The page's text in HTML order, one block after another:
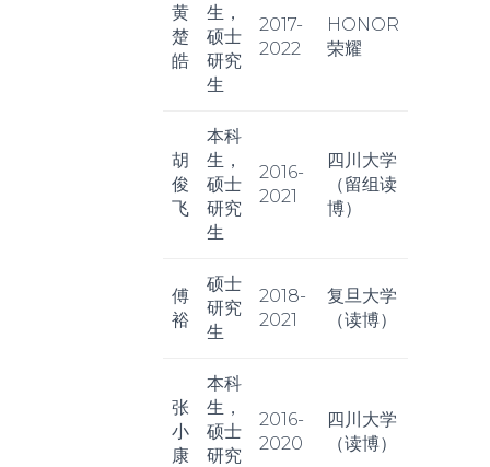
黄
楚
皓
生，
硕士
研究
生
2017-
2022
HONOR
荣耀
胡
俊
飞
本科
生，
硕士
研究
生
2016-
2021
四川大学
（留组读
博）
傅
裕
硕士
研究
生
2018-
2021
复旦大学
（读博）
张
小
康
本科
生，
硕士
研究
2016-
2020
四川大学
（读博）